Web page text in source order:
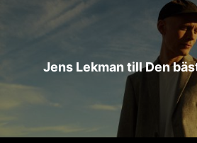
Jens Lekman till Den